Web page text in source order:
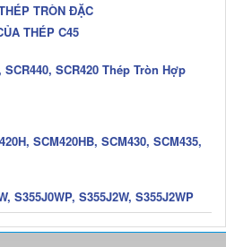
TRÒN ĐẶC
THÉP C45
SCR420 Thép Tròn Hợp
SCM420HB, SCM430, SCM435,
S355J0WP, S355J2W, S355J2WP